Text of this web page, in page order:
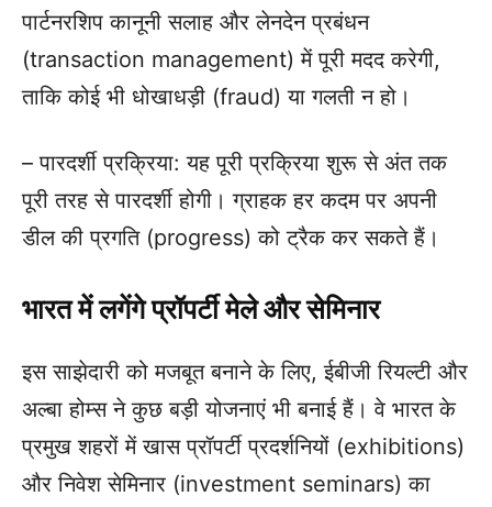
पार्टनरशिप कानूनी सलाह और लेनदेन प्रबंधन
(transaction management) में पूरी मदद करेगी,
ताकि कोई भी धोखाधड़ी (fraud) या गलती न हो।
– पारदर्शी प्रक्रिया: यह पूरी प्रक्रिया शुरू से अंत तक
पूरी तरह से पारदर्शी होगी। ग्राहक हर कदम पर अपनी
डील की प्रगति (progress) को ट्रैक कर सकते हैं।
भारत में लगेंगे प्रॉपर्टी मेले और सेमिनार
इस साझेदारी को मजबूत बनाने के लिए, ईबीजी रियल्टी और
अल्बा होम्स ने कुछ बड़ी योजनाएं भी बनाई हैं। वे भारत के
प्रमुख शहरों में खास प्रॉपर्टी प्रदर्शनियों (exhibitions)
और निवेश सेमिनार (investment seminars) का